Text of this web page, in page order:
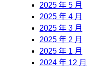
2025 年 5 月
2025 年 4 月
2025 年 3 月
2025 年 2 月
2025 年 1 月
2024 年 12 月